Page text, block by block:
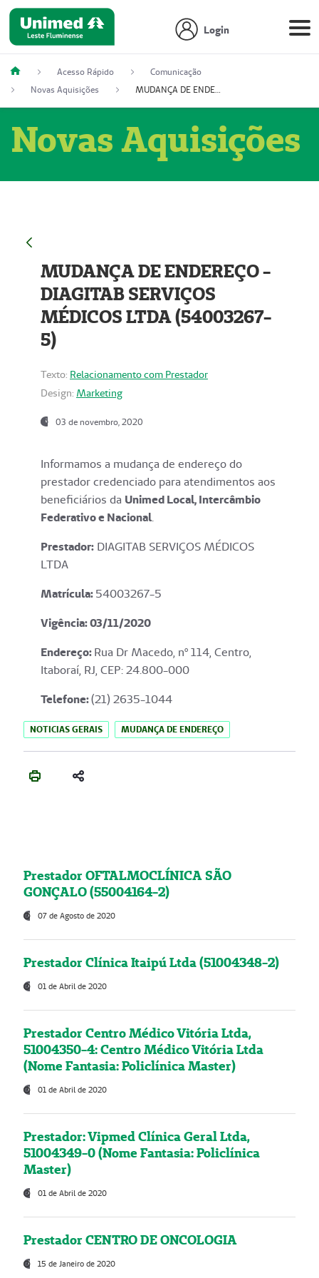
Login
Acesso Rápido
Comunicação
Novas Aquisições
MUDANÇA DE ENDEREÇO - DIAGITAB SERVIÇOS MÉDICOS LTDA (54003267-5)
Novas Aquisições
MUDANÇA DE ENDEREÇO -
DIAGITAB SERVIÇOS
MÉDICOS LTDA (54003267-
5)
Texto: Relacionamento com Prestador
Design: Marketing
03 de novembro, 2020
Informamos a mudança de endereço do
prestador credenciado para atendimentos aos
beneficiários da Unimed Local, Intercâmbio
Federativo e Nacional.
Prestador: DIAGITAB SERVIÇOS MÉDICOS
LTDA
Matrícula:54003267-5
Vigência: 03/11/2020
Endereço:Rua Dr Macedo, nº 114, Centro,
Itaboraí, RJ, CEP: 24.800-000
Telefone:(21) 2635-1044
NOTICIAS GERAIS MUDANÇA DE ENDEREÇO
Prestador OFTALMOCLÍNICA SÃO
GONÇALO (55004164-2)
07 de Agosto de 2020
Prestador Clínica Itaipú Ltda (51004348-2)
01 de Abril de 2020
Prestador Centro Médico Vitória Ltda,
51004350-4: Centro Médico Vitória Ltda
(Nome Fantasia: Policlínica Master)
01 de Abril de 2020
Prestador: Vipmed Clínica Geral Ltda,
51004349-0 (Nome Fantasia: Policlínica
Master)
01 de Abril de 2020
Prestador CENTRO DE ONCOLOGIA
15 de Janeiro de 2020